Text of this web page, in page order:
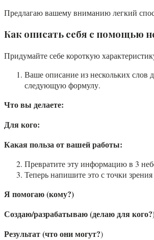
Предлагаю вашему вниманию легкий
Как описать себя с помощью
Придумайте себе короткую
Ваше описание из нескольких слов
следующую формулу.
Что вы делаете:
Для кого:
Какая польза от вашей работы:
Превратите эту информацию в 3
Теперь напишите это с точки
Я помогаю (кому?)
Создаю/разрабатываю (делаю для
Результат (что они могут?)